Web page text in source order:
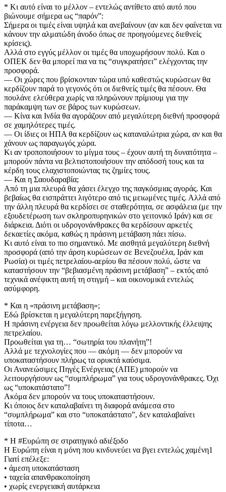
* Κι αυτό είναι το μέλλον – εντελώς αντίθετο από αυτό που
βιώνουμε σήμερα ως “παρόν”:
Σήμερα οι τιμές είναι υψηλά και ανεβαίνουν (αν και δεν φαίνεται να
κάνουν την αλματώδη άνοδο όπως σε προηγούμενες διεθνείς
κρίσεις).
Αλλά στο εγγύς μέλλον οι τιμές θα υποχωρήσουν πολύ. Και ο
ΟΠΕΚ δεν θα μπορεί πια να τις “συγκρατήσει” ελέγχοντας την
προσφορά.
— Οι χώρες που βρίσκονταν τώρα υπό καθεστώς κυρώσεων θα
κερδίζουν παρά το γεγονός ότι οι διεθνείς τιμές θα πέσουν. Θα
πουλάνε ελεύθερα χωρίς να πληρώνουν πρίμιουμ για την
παράκαμψη των σε βάρος των κυρώσεων.
— Κίνα και Ινδία θα αγοράζουν από μεγαλύτερη διεθνή προσφορά
σε χαμηλότερες τιμές.
— Οι ίδιες οι ΗΠΑ θα κερδίζουν ως καταναλώτρια χώρα, αν και θα
χάνουν ως παραγωγός χώρα.
Κι αν τροποποιήσουν το μίγμα τους – έχουν αυτή τη δυνατότητα –
μπορούν πάντα να βελτιστοποιήσουν την απόδοσή τους και τα
κέρδη τους ελαχιστοποιώντας τις ζημίες τους.
— Και η Σαουδαραβία;
Από τη μια πλευρά θα χάσει έλεγχο της παγκόσμιας αγοράς. Και
βεβαίως θα εισπράττει λιγότερο από τις μειωμένες τιμές. Αλλά από
την άλλη πλευρά θα κερδίσει σε σταθερότητα, σε ασφάλεια (με την
εξουδετέρωση των σκληροπυρηνικών στο γειτονικό Ιράν) και σε
διάρκεια. Διότι οι υδρογονάνθρακες θα κερδίσουν αρκετές
δεκαετίες ακόμα, καθώς η πράσινη μετάβαση πάει πίσω.
Κι αυτό είναι το πιο σημαντικό. Με αισθητά μεγαλύτερη διεθνή
προσφορά (από την άρση κυρώσεων σε Βενεζουέλα, Ιράν και
Ρωσία) οι τιμές πετρελαίου-αερίου θα πέσουν πολύ, ώστε να
καταστήσουν την “βεβιασμένη πράσινη μετάβαση” – εκτός από
τεχνικά ανέφικτη αυτή τη στιγμή – και οικονομικά εντελώς
ασύμφορη.
* Και η «πράσινη μετάβαση»;
Εδώ βρίσκεται η μεγαλύτερη παρεξήγηση.
Η πράσινη ενέργεια δεν προωθείται λόγω μελλοντικής έλλειψης
πετρελαίου.
Προωθείται για τη… “σωτηρία του πλανήτη”!
Αλλά με τεχνολογίες που — ακόμη — δεν μπορούν να
υποκαταστήσουν πλήρως τα ορυκτά καύσιμα.
Οι Ανανεώσιμες Πηγές Ενέργειας (ΑΠΕ) μπορούν να
λειτουργήσουν ως “συμπλήρωμα” για τους υδρογονάνθρακες. Όχι
ως “υποκατάστατο”!
Ακόμα δεν μπορούν να τους υποκαταστήσουν.
Κι όποιος δεν καταλαβαίνει τη διαφορά ανάμεσα στο
“συμπλήρωμα” και στο “υποκατάστατο”, δεν καταλαβαίνει
τίποτα…
* Η #Ευρώπη σε στρατηγικό αδιέξοδο
Η Ευρώπη είναι η μόνη που κινδυνεύει να βγει εντελώς χαμένη1
Γιατί επέλεξε:
• άμεση υποκατάσταση
• ταχεία απανθρακοποίηση
• χωρίς ενεργειακή αυτάρκεια